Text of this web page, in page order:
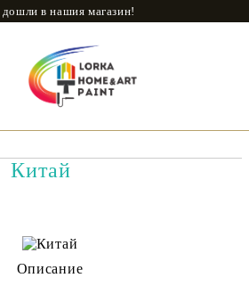
в нашия магазин!
Китай
Описание